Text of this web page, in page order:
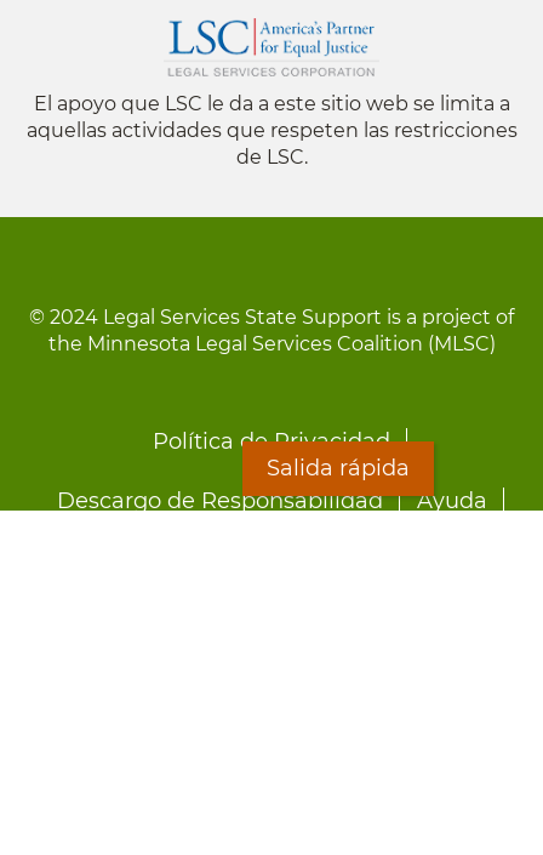
El apoyo que LSC le da a este sitio web se limita a
aquellas actividades que respeten las restricciones
de LSC.
© 2024 Legal Services State Support is a project of
the Minnesota Legal Services Coalition (MLSC)
Política de Privacidad
Descargo de Responsabilidad Ayuda
Salida rápida